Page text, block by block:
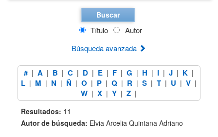
Buscar
Título
Autor
Búsqueda avanzada
# | A | B | C | D | E | F | G | H | I | J | K |
L | M | N | Ñ | O | P | Q | R | S | T | U | V |
W | X | Y | Z |
Resultados: 11
Autor de búsqueda: Elvia Arcelia Quintana Adriano